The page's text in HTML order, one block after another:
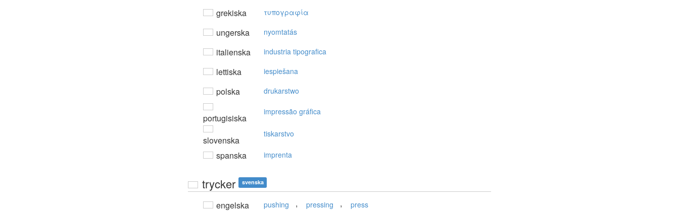
grekiska τυπoγραφία
ungerska nyomtatás
italienska industria tipografica
lettiska iespiešana
polska drukarstwo
portugisiska
impressão gráfica
slovenska
tiskarstvo
spanska imprenta
trycker svenska
engelska pushing , pressing , press